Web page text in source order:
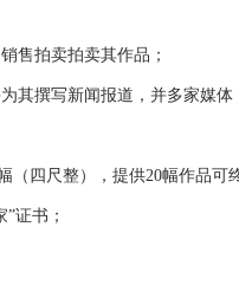
拍卖拍卖其作品；
撰写新闻报道，并多家媒体
（四尺整），提供20幅作品可
证书；